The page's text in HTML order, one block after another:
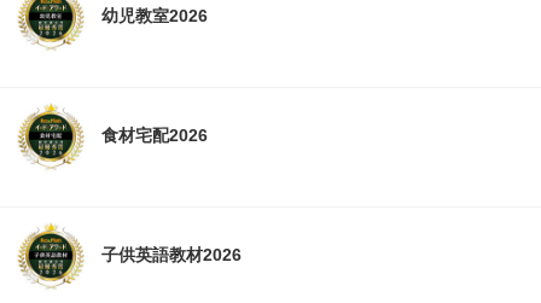
幼児教室2026
食材宅配2026
子供英語教材2026